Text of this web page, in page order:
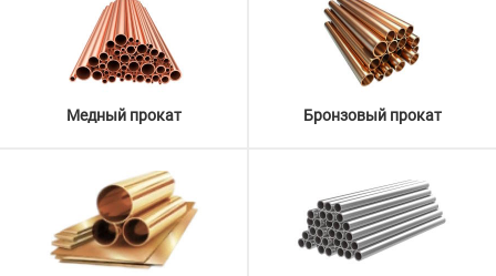
Медный прокат Бронзовый прокат